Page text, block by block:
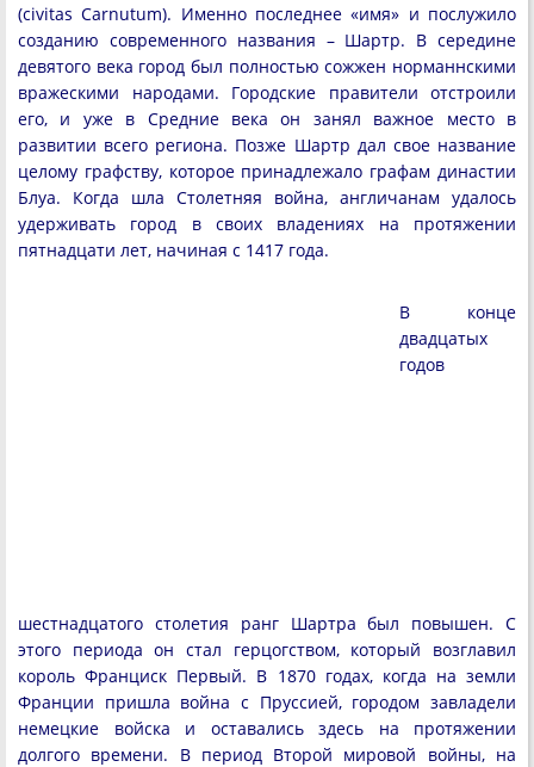
(civitas Carnutum). Именно последнее «имя» и послужило
созданию современного названия – Шартр. В середине
девятого века город был полностью сожжен норманнскими
вражескими народами. Городские правители отстроили
его, и уже в Средние века он занял важное место в
развитии всего региона. Позже Шартр дал свое название
целому графству, которое принадлежало графам династии
Блуа. Когда шла Столетняя война, англичанам удалось
удерживать город в своих владениях на протяжении
пятнадцати лет, начиная с 1417 года.
В конце
двадцатых
годов
шестнадцатого столетия ранг Шартра был повышен. С
этого периода он стал герцогством, который возглавил
король Франциск Первый. В 1870 годах, когда на земли
Франции пришла война с Пруссией, городом завладели
немецкие войска и оставались здесь на протяжении
долгого времени. В период Второй мировой войны, на